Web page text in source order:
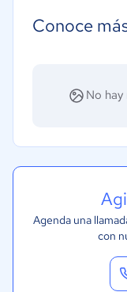
Software / TI
Transporte y
Moda y textiles
Conoce
No
Agenda una
con